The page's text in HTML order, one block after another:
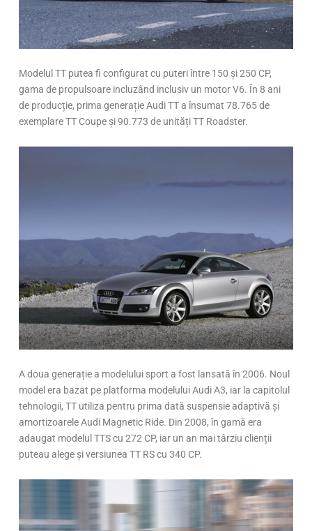
Modelul TT putea fi configurat cu puteri între 150 și 250 CP,
gama de propulsoare incluzând inclusiv un motor V6. În 8 ani
de producție, prima generație Audi TT a însumat 78.765 de
exemplare TT Coupe și 90.773 de unități TT Roadster.
A doua generație a modelului sport a fost lansată în 2006. Noul
model era bazat pe platforma modelului Audi A3, iar la capitolul
tehnologii, TT utiliza pentru prima dată suspensie adaptivă și
amortizoarele Audi Magnetic Ride. Din 2008, în gamă era
adaugat modelul TTS cu 272 CP, iar un an mai târziu clienții
puteau alege și versiunea TT RS cu 340 CP.